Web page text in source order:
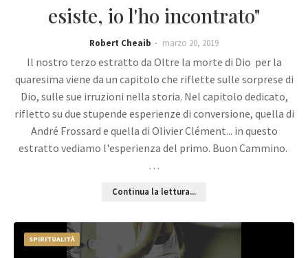
esiste, io l'ho incontrato"
Robert Cheaib marzo 20, 2019
Il nostro terzo estratto da Oltre la morte di Dio per la
quaresima viene da un capitolo che riflette sulle sorprese di
Dio, sulle sue irruzioni nella storia. Nel capitolo dedicato,
rifletto su due stupende esperienze di conversione, quella di
André Frossard e quella di Olivier Clément... in questo
estratto vediamo l'esperienza del primo. Buon Cammino.
…
Continua la lettura...
SPIRITUALITÀ